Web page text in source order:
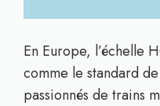
En Europe, l’échelle
comme le standard
passionnés de trains